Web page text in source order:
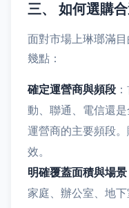
三、 如何選購
面對市場上琳瑯滿
幾點：
確定運營商與頻段
動、聯通、電信還
運營商的主要頻段
效。
明確覆蓋面積與場景
家庭、辦公室、地